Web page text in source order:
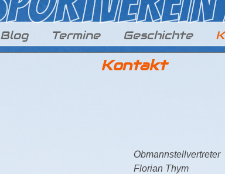
Blog Termine Geschichte
Kontakt
Obmannstellvertreter
Florian Thym